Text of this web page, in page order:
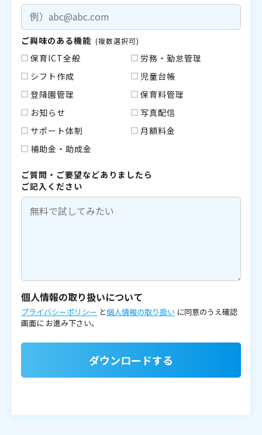
ご興味のある機能 (複数選択可)
保育ICT全般
労務・勤怠管理
シフト作成
児童台帳
登降園管理
保育料管理
お知らせ
写真配信
サポート体制
月額料金
補助金・助成金
ご質問・ご要望などありましたら
ご記入ください
個人情報の取り扱いについて
プライバシーポリシー と個人情報の取り扱い に同意のうえ確認
画面に お進み下さい。
ダウンロードする